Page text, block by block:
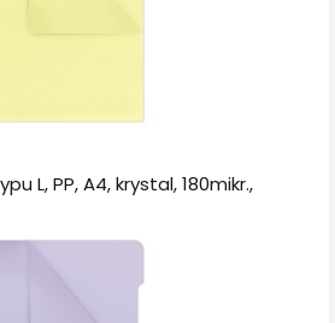
L, PP, A4, krystal, 180mikr.,